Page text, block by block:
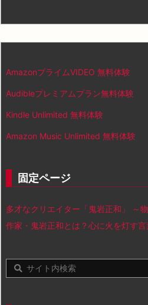
AmazonプライムVIDEO 無料体験
Audibleプレミアムプラン無料体験
Kindle Unlimited 無料体験
Amazon Music Unlimited 無料体験
固定ページ
多才なクリエイター「鬼岩正和」 ～
作家・鬼岩正和とは？心に火を灯す言